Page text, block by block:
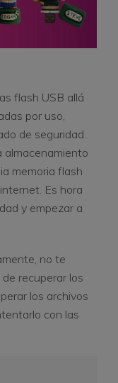
flash USB allá
por uso,
de seguridad.
almacenamiento
memoria flash
Es hora
y empezar a
no te
recuperar los
los archivos
con las